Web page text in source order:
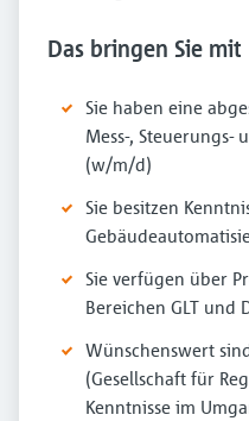
Das bringen Sie mit
Sie haben eine
Mess-, Steuerungs-
(w/m/d)
Sie besitzen
Sie verfügen über
Bereichen GLT und
Wünschenswert
(Gesellschaft für
Kenntnisse im